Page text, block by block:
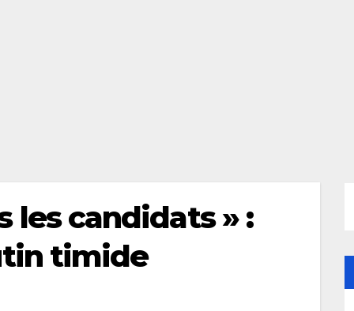
les candidats » :
timide